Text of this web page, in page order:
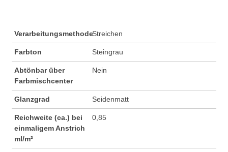
VerarbeitungsmethodeStreichen
Farbton Steingrau
Abtönbar über
Farbmischcenter
Nein
Glanzgrad Seidenmatt
Reichweite (ca.) bei
einmaligem Anstrich
ml/m²
0,85